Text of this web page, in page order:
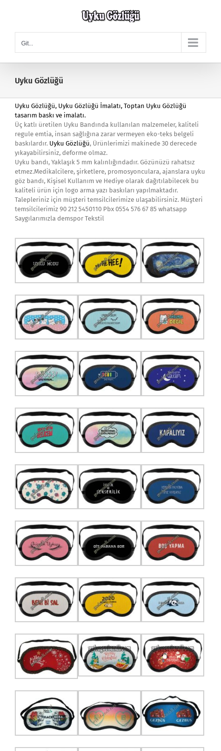
Git...
Uyku Gözlüğü
Uyku Gözlüğü, Uyku Gözlüğü İmalatı, Toptan Uyku Gözlüğü
tasarım baskı ve imalatı.
Üç katlı üretilen Uyku Bandında kullanılan malzemeler, kaliteli
regule emtia, insan sağlığına zarar vermeyen eko-teks belgeli
baskılardır. Uyku Gözlüğü, Ürünlerimizi makinede 30 derecede
yıkayabilirsiniz, deforme olmaz.
Uyku bandı, Yaklaşık 5 mm kalınlığındadır. Gözünüzü rahatsız
etmez.Medikalcilere, şirketlere, promosyonculara, ajanslara uyku
göz bandı, Kişisel Kullanım ve Hediye olarak dağıtılabilecek bu
kaliteli ürün için logo arma yazı baskıları yapılmaktadır.
Talepleriniz için müşteri temsilcilerimize ulaşabilirsiniz. Müşteri
temsilcilerimiz 90 212 5450110 Pbx 0554 576 67 85 whatsapp
Saygılarımızla demspor Tekstil